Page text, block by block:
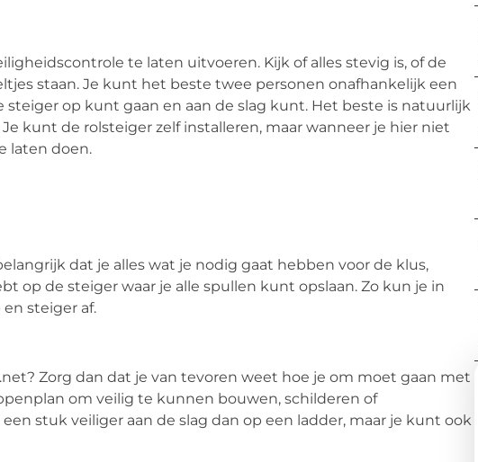
te laten uitvoeren. Kijk of alles stevig is, of de
staan. Je kunt het beste twee personen onafhankelijk een
op kunt gaan en aan de slag kunt. Het beste is natuurlijk
kunt de rolsteiger zelf installeren, maar wanneer je hier niet
laten doen.
dat je alles wat je nodig gaat hebben voor de klus,
op de steiger waar je alle spullen kunt opslaan. Zo kun je in
steiger af.
Zorg dan dat je van tevoren weet hoe je om moet gaan met
om veilig te kunnen bouwen, schilderen of
stuk veiliger aan de slag dan op een ladder, maar je kunt ook